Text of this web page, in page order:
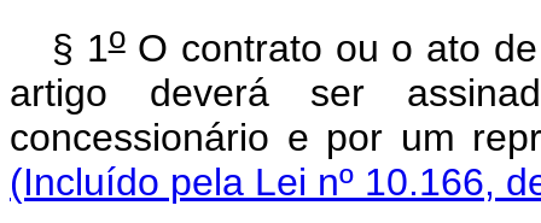
§ 1oO contrato ou o ato
artigo deverá ser
concessionário e por um
(Incluído pela Lei nº 10.166,